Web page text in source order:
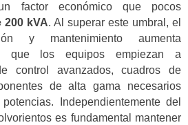
factor económico que pocos
200 kVA. Al superar este umbral, el
y mantenimiento aumenta
que los equipos empiezan a
control avanzados, cuadros de
de alta gama necesarios
Independientemente del
es fundamental mantener